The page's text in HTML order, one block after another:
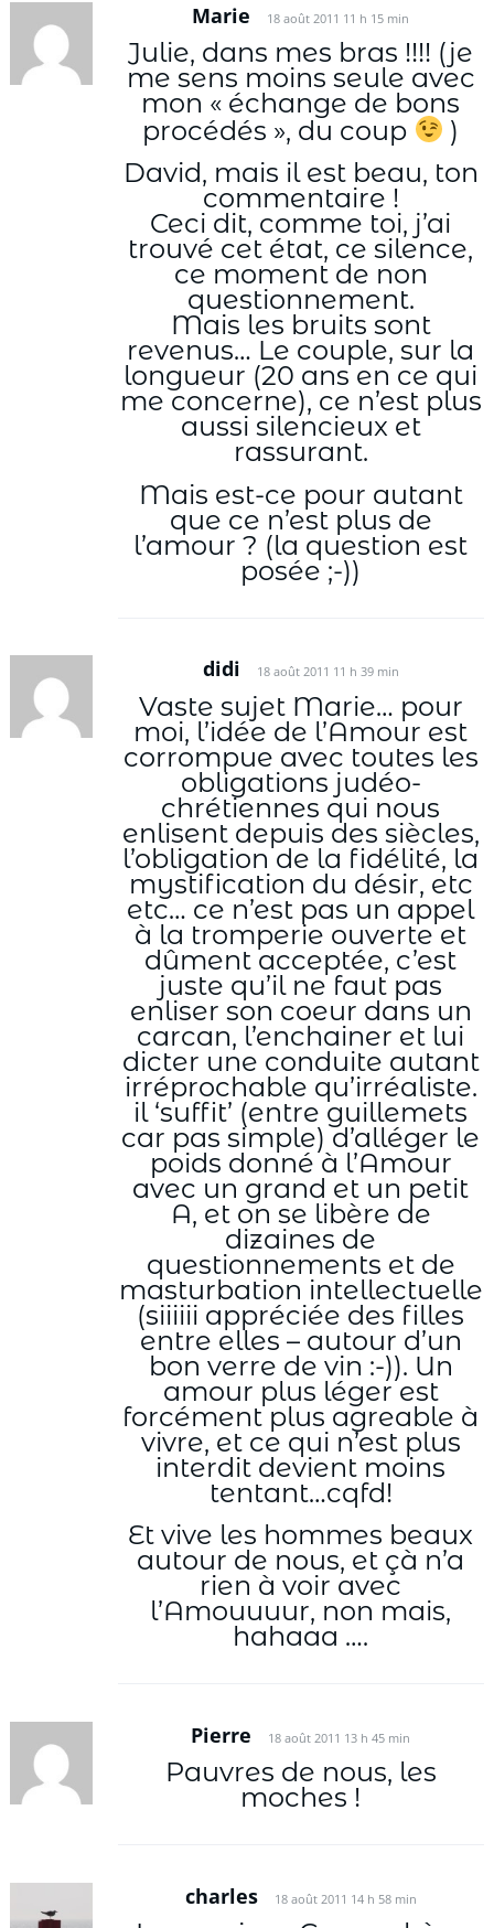
Marie 18 août 2011 11 h 15 min
Julie, dans mes bras !!!! (je
me sens moins seule avec
mon « échange de bons
procédés », du coup
)
David, mais il est beau, ton
commentaire !
Ceci dit, comme toi, j’ai
trouvé cet état, ce silence,
ce moment de non
questionnement.
Mais les bruits sont
revenus… Le couple, sur la
longueur (20 ans en ce qui
me concerne), ce n’est plus
aussi silencieux et
rassurant.
Mais est-ce pour autant
que ce n’est plus de
l’amour ? (la question est
posée ;-))
didi 18 août 2011 11 h 39 min
Vaste sujet Marie… pour
moi, l’idée de l’Amour est
corrompue avec toutes les
obligations judéo-
chrétiennes qui nous
enlisent depuis des siècles,
l’obligation de la fidélité, la
mystification du désir, etc
etc… ce n’est pas un appel
à la tromperie ouverte et
dûment acceptée, c’est
juste qu’il ne faut pas
enliser son coeur dans un
carcan, l’enchainer et lui
dicter une conduite autant
irréprochable qu’irréaliste.
il ‘suffit’ (entre guillemets
car pas simple) d’alléger le
poids donné à l’Amour
avec un grand et un petit
A, et on se libère de
dizaines de
questionnements et de
masturbation intellectuelle
(siiiiii appréciée des filles
entre elles – autour d’un
bon verre de vin :-)). Un
amour plus léger est
forcément plus agreable à
vivre, et ce qui n’est plus
interdit devient moins
tentant…cqfd!
Et vive les hommes beaux
autour de nous, et çà n’a
rien à voir avec
l’Amouuuur, non mais,
hahaaa ….
Pierre 18 août 2011 13 h 45 min
Pauvres de nous, les
moches !
charles 18 août 2011 14 h 58 min